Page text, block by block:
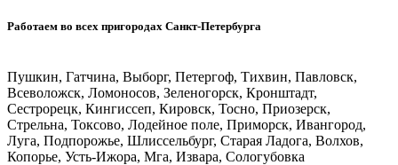
Работаем во всех пригородах Санкт-Петербурга
Пушкин, Гатчина, Выборг, Петергоф, Тихвин, Павловск,
Всеволожск, Ломоносов, Зеленогорск, Кронштадт,
Сестрорецк, Кингиссеп, Кировск, Тосно, Приозерск,
Стрельна, Токсово, Лодейное поле, Приморск, Ивангород,
Луга, Подпорожье, Шлиссельбург, Старая Ладога, Волхов,
Копорье, Усть-Ижора, Мга, Извара, Сологубовка